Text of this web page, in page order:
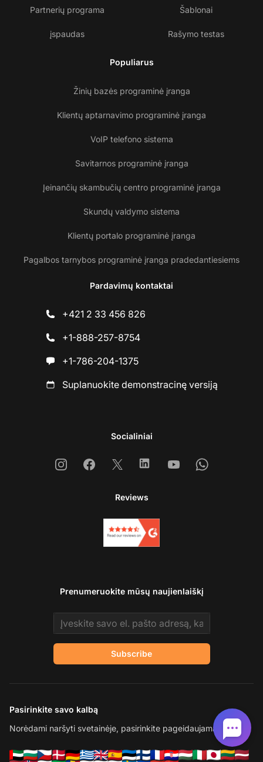
Partnerių programa
įspaudas
Šablonai
Rašymo testas
Populiarus
Žinių bazės programinė įranga
Klientų aptarnavimo programinė įranga
VoIP telefono sistema
Savitarnos programinė įranga
Įeinančių skambučių centro programinė įranga
Skundų valdymo sistema
Klientų portalo programinė įranga
Pagalbos tarnybos programinė įranga pradedantiesiems
Pardavimų kontaktai
+421 2 33 456 826
+1-888-257-8754
+1-786-204-1375
Suplanuokite demonstracinę versiją
Socialiniai
InstagramFacebook
X LinkedinYoutubeWhatsapp
Reviews
Prenumeruokite mūsų naujienlaiškį
Email address
Subscribe
Pasirinkite savo kalbą
Norėdami naršyti svetainėje, pasirinkite pageidaujamą kalbą.